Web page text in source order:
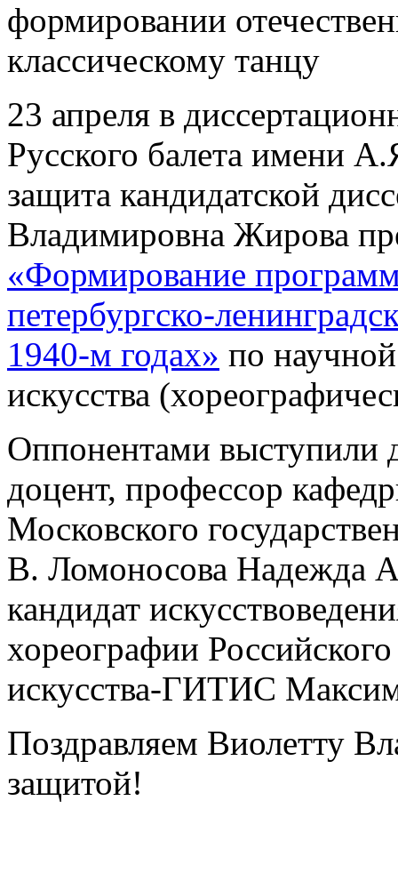
формировании
классическому танцу
23 апреля в
Русского балета имени
защита кандидатской
Владимировна Жирова
«Формирование
петербургско-
1940-м годах» по
искусства
Оппонентами выступили
доцент, профессор
Московского
В. Ломоносова Надежда
кандидат
хореографии
искусства-ГИТИС
Поздравляем Виолетту
защитой!